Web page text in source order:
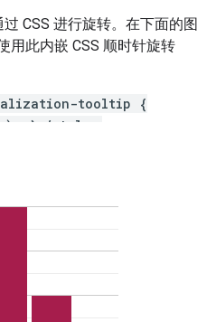
CSS 进行旋转。在下面的图
用此内嵌 CSS 顺时针旋转
tooltip {
}</style>